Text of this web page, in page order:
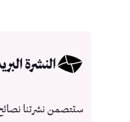
النشرة
ستتصمن نشرتنا